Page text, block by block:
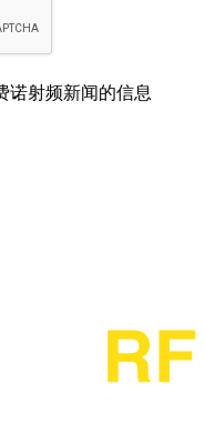
诺射频新闻的信息